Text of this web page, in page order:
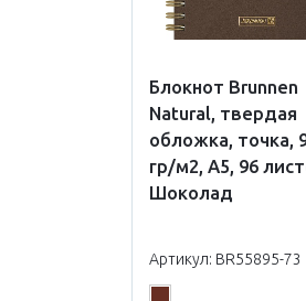
Блокнот Brunnen
Natural, твердая
обложка, точка,
гр/м2, А5, 96
Шоколад
Артикул: BR55895-73